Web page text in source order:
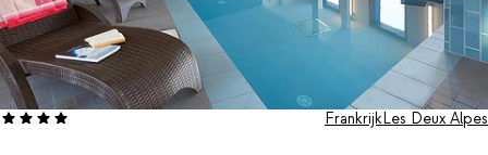
FrankrijkLes Deux Alpes